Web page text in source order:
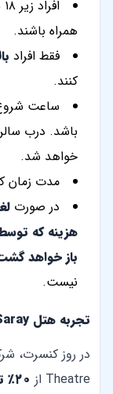
همراه باشند.
فقط افراد
کنند.
ساعت
باشد. درب
خواهد شد.
مدت زمان کنسرت 75
در صورت
هزینه که
باز خواهد
نیست.
تجربه هتل Jumeirah Zabeel Saray
Theatre از
۲۰٪ تخفیف ویژه